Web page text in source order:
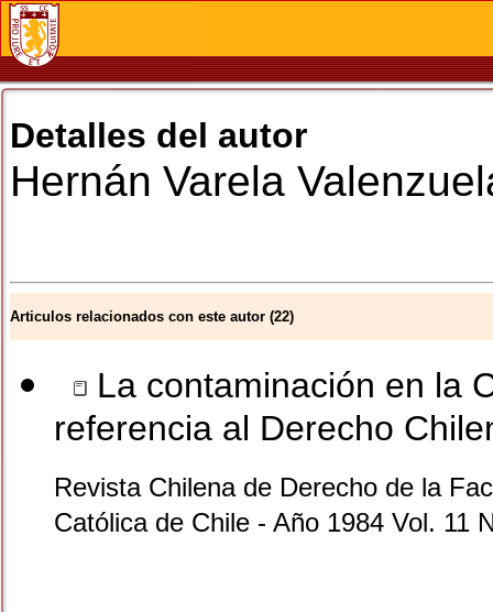
Detalles del autor
Hernán Varela
Articulos relacionados con este autor (22)
La contaminación en la
referencia al Derecho
Revista Chilena de Derecho de la
Católica de Chile - Año 1984 Vol. 11